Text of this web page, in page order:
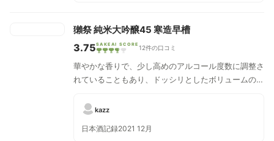
獺祭 純米大吟醸45 寒造早槽
3.75SAKEAI SCORE 12件の口コミ
華やかな香りで、少し高めのアルコール度数に調整さ
れていることもあり、ドッシリとしたボリュームのあ
米由来の繊細な甘みと華やかな香り。
kazz
日本酒記録2021 12月